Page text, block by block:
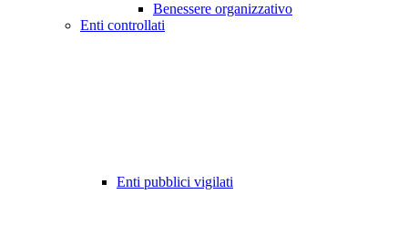
Benessere organizzativo
Enti controllati
Enti pubblici vigilati